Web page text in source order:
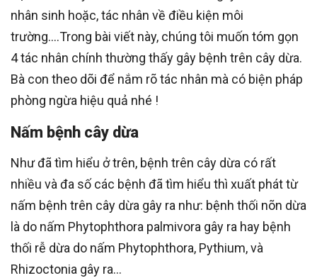
nhân sinh hoặc, tác nhân về điều kiện môi
trường….Trong bài viết này, chúng tôi muốn tóm gọn
4 tác nhân chính thường thấy gây bệnh trên cây dừa.
Bà con theo dõi để nắm rõ tác nhân mà có biện pháp
phòng ngừa hiệu quả nhé !
Nấm bệnh cây dừa
Như đã tìm hiểu ở trên, bệnh trên cây dừa có rất
nhiều và đa số các bệnh đã tìm hiểu thì xuất phát từ
nấm bệnh trên cây dừa gây ra như: bệnh thối nõn dừa
là do nấm Phytophthora palmivora gây ra hay bệnh
thối rễ dừa do nấm Phytophthora, Pythium, và
Rhizoctonia gây ra…